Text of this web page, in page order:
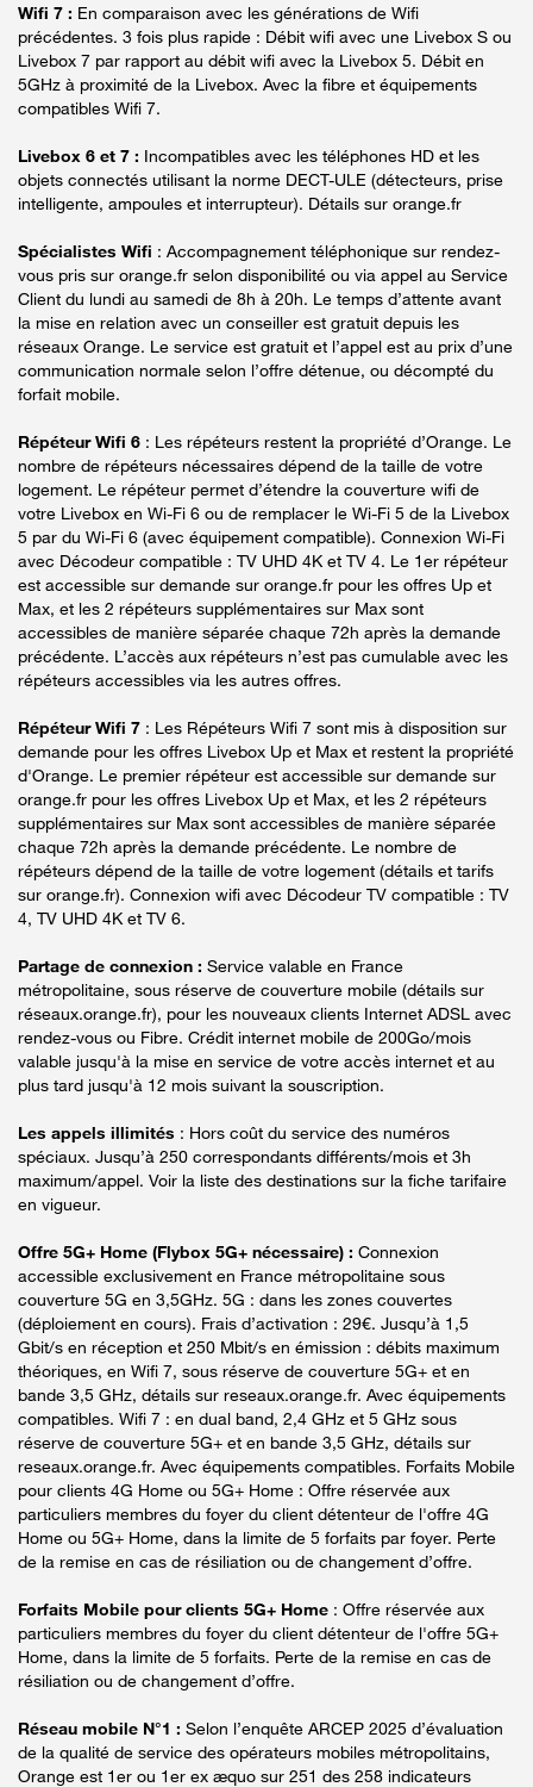
Wifi 7 : En comparaison avec les générations de Wifi
précédentes. 3 fois plus rapide : Débit wifi avec une Livebox S ou
Livebox 7 par rapport au débit wifi avec la Livebox 5. Débit en
5GHz à proximité de la Livebox. Avec la fibre et équipements
compatibles Wifi 7.
Livebox 6 et 7 : Incompatibles avec les téléphones HD et les
objets connectés utilisant la norme DECT-ULE (détecteurs, prise
intelligente, ampoules et interrupteur). Détails sur orange.fr
Spécialistes Wifi : Accompagnement téléphonique sur rendez-
vous pris sur orange.fr selon disponibilité ou via appel au Service
Client du lundi au samedi de 8h à 20h. Le temps d’attente avant
la mise en relation avec un conseiller est gratuit depuis les
réseaux Orange. Le service est gratuit et l’appel est au prix d’une
communication normale selon l’offre détenue, ou décompté du
forfait mobile.
Répéteur Wifi 6 : Les répéteurs restent la propriété d’Orange. Le
nombre de répéteurs nécessaires dépend de la taille de votre
logement. Le répéteur permet d’étendre la couverture wifi de
votre Livebox en Wi-Fi 6 ou de remplacer le Wi-Fi 5 de la Livebox
5 par du Wi-Fi 6 (avec équipement compatible). Connexion Wi-Fi
avec Décodeur compatible : TV UHD 4K et TV 4. Le 1er répéteur
est accessible sur demande sur orange.fr pour les offres Up et
Max, et les 2 répéteurs supplémentaires sur Max sont
accessibles de manière séparée chaque 72h après la demande
précédente. L’accès aux répéteurs n’est pas cumulable avec les
répéteurs accessibles via les autres offres.
Répéteur Wifi 7 : Les Répéteurs Wifi 7 sont mis à disposition sur
demande pour les offres Livebox Up et Max et restent la propriété
d'Orange. Le premier répéteur est accessible sur demande sur
orange.fr pour les offres Livebox Up et Max, et les 2 répéteurs
supplémentaires sur Max sont accessibles de manière séparée
chaque 72h après la demande précédente. Le nombre de
répéteurs dépend de la taille de votre logement (détails et tarifs
sur orange.fr). Connexion wifi avec Décodeur TV compatible : TV
4, TV UHD 4K et TV 6.
Partage de connexion : Service valable en France
métropolitaine, sous réserve de couverture mobile (détails sur
réseaux.orange.fr), pour les nouveaux clients Internet ADSL avec
rendez-vous ou Fibre. Crédit internet mobile de 200Go/mois
valable jusqu'à la mise en service de votre accès internet et au
plus tard jusqu'à 12 mois suivant la souscription.
Les appels illimités : Hors coût du service des numéros
spéciaux. Jusqu’à 250 correspondants différents/mois et 3h
maximum/appel. Voir la liste des destinations sur la fiche tarifaire
en vigueur.
Offre 5G+ Home (Flybox 5G+ nécessaire) : Connexion
accessible exclusivement en France métropolitaine sous
couverture 5G en 3,5GHz. 5G : dans les zones couvertes
(déploiement en cours). Frais d’activation : 29€. Jusqu’à 1,5
Gbit/s en réception et 250 Mbit/s en émission : débits maximum
théoriques, en Wifi 7, sous réserve de couverture 5G+ et en
bande 3,5 GHz, détails sur reseaux.orange.fr. Avec équipements
compatibles. Wifi 7 : en dual band, 2,4 GHz et 5 GHz sous
réserve de couverture 5G+ et en bande 3,5 GHz, détails sur
reseaux.orange.fr. Avec équipements compatibles. Forfaits Mobile
pour clients 4G Home ou 5G+ Home : Offre réservée aux
particuliers membres du foyer du client détenteur de l'offre 4G
Home ou 5G+ Home, dans la limite de 5 forfaits par foyer. Perte
de la remise en cas de résiliation ou de changement d’offre.
Forfaits Mobile pour clients 5G+ Home : Offre réservée aux
particuliers membres du foyer du client détenteur de l'offre 5G+
Home, dans la limite de 5 forfaits. Perte de la remise en cas de
résiliation ou de changement d’offre.
Réseau mobile N°1 : Selon l’enquête ARCEP 2025 d’évaluation
de la qualité de service des opérateurs mobiles métropolitains,
Orange est 1er ou 1er ex æquo sur 251 des 258 indicateurs